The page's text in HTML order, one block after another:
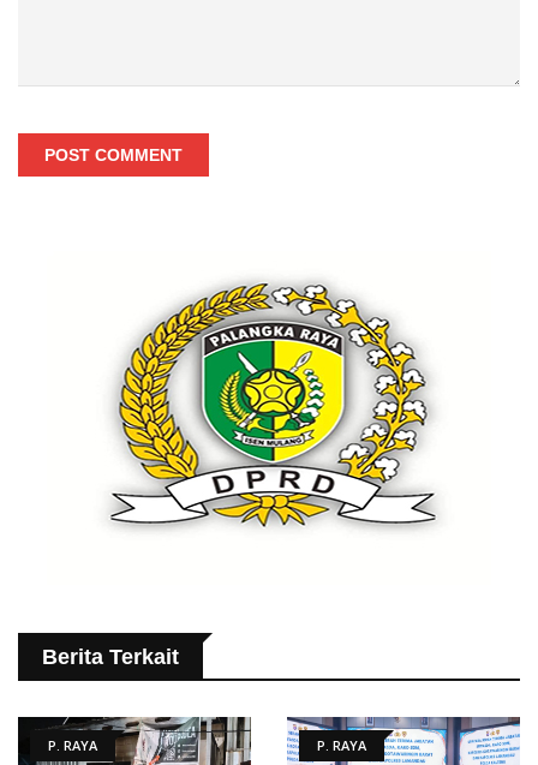
POST COMMENT
Berita Terkait
P. RAYA P. RAYA